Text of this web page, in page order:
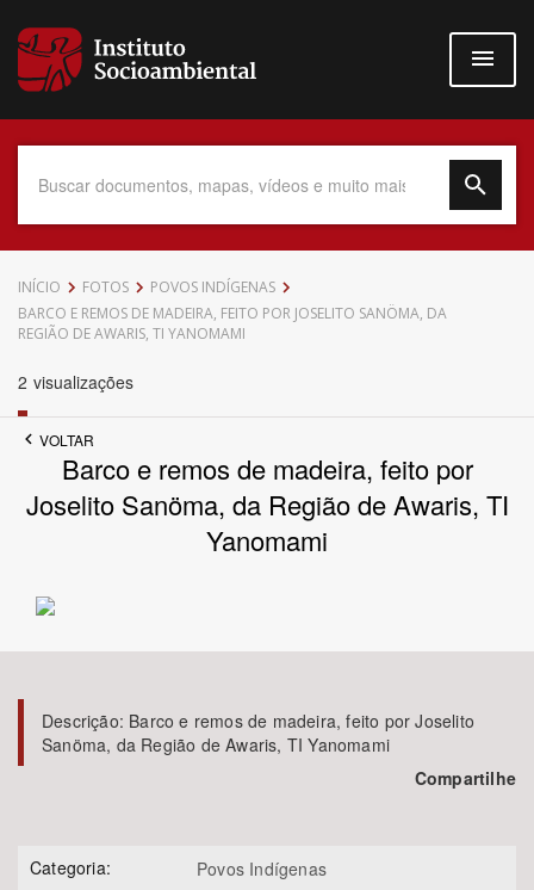
para
conteúdo
Data do Documento
Tema
Subtema
INÍCIO FOTOS
POVOS INDÍGENAS
BARCO E REMOS DE MADEIRA, FEITO POR JOSELITO SANÖMA, DA
REGIÃO DE AWARIS, TI YANOMAMI
2 visualizações
VOLTAR
Barco e remos de madeira, feito por
Joselito Sanöma, da Região de Awaris, TI
Yanomami
Descrição: Barco e remos de madeira, feito por Joselito
Sanöma, da Região de Awaris, TI Yanomami
Compartilhe
Categoria:
Povos Indígenas